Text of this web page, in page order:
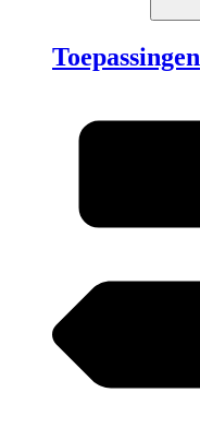
Toepassingen